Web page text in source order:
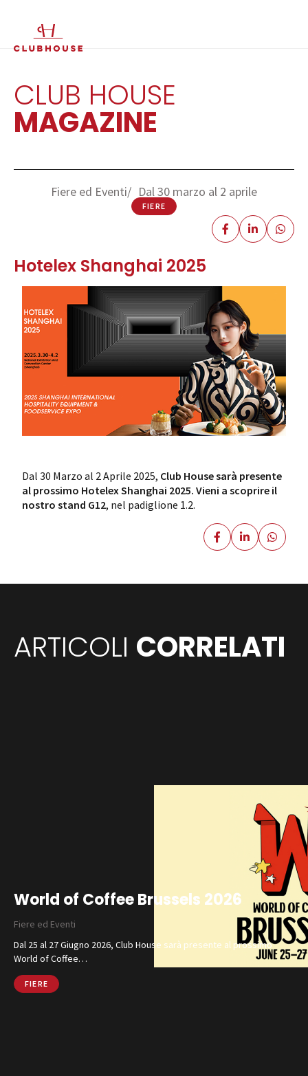
EN
CLUB HOUSE
MAGAZINE
Fiere ed Eventi Dal 30 marzo al 2 aprile
FIERE
Hotelex Shanghai 2025
Dal 30 Marzo al 2 Aprile 2025, Club House sarà presente
al prossimo Hotelex Shanghai 2025. Vieni a scoprire il
nostro stand G12, nel padiglione 1.2.
ARTICOLI CORRELATI
World of Coffee Brussels 2026
Fiere ed Eventi
Dal 25 al 27 Giugno 2026, Club House sarà presente al prossimo
World of Coffee…
FIERE